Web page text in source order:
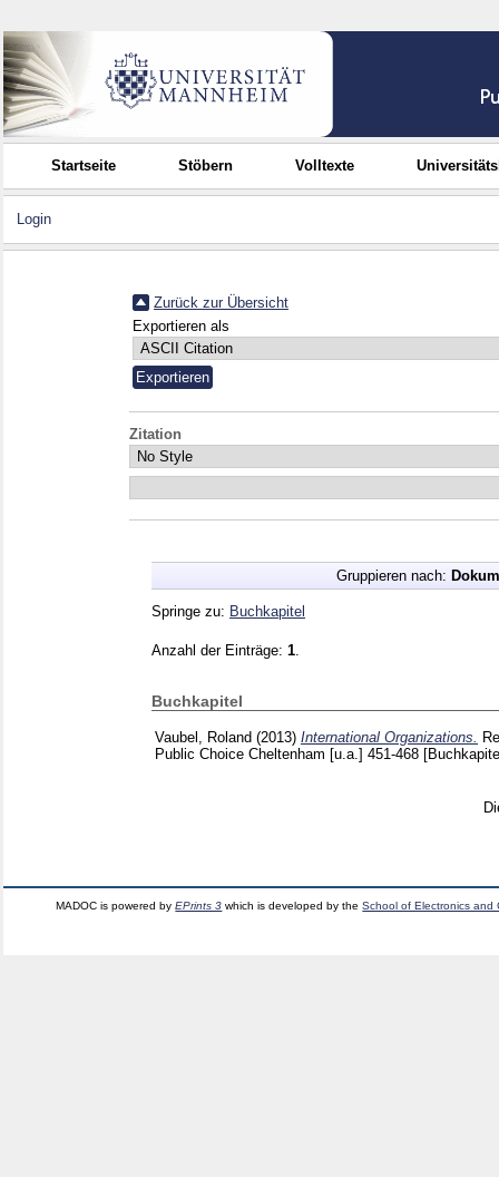
Startseite Stöbern Volltexte
Login
Zurück zur Übersicht
Exportieren als
Zitation
Gruppieren nach:
Springe zu: Buchkapitel
Anzahl der Einträge: 1
Buchkapitel
Vaubel, Roland (2013) International Organizations.
Public Choice Cheltenham [u.a.] 451-468
MADOC is powered byEPrints 3 which is developed by theSchool of Electronics and